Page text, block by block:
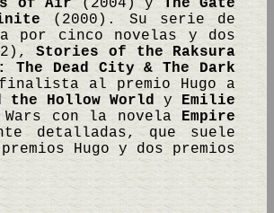
of Air(2004) y The Gate
(2000). Su serie de
por cinco novelas y dos
Stories of the Raksura
Dead City & The Dark
al premio Hugo a
the Hollow World y Emilie
Wars con la novelaEmpire
detalladas, que suele
Hugo y dos premios